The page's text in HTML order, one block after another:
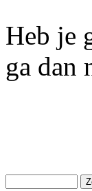
Heb je
ga dan